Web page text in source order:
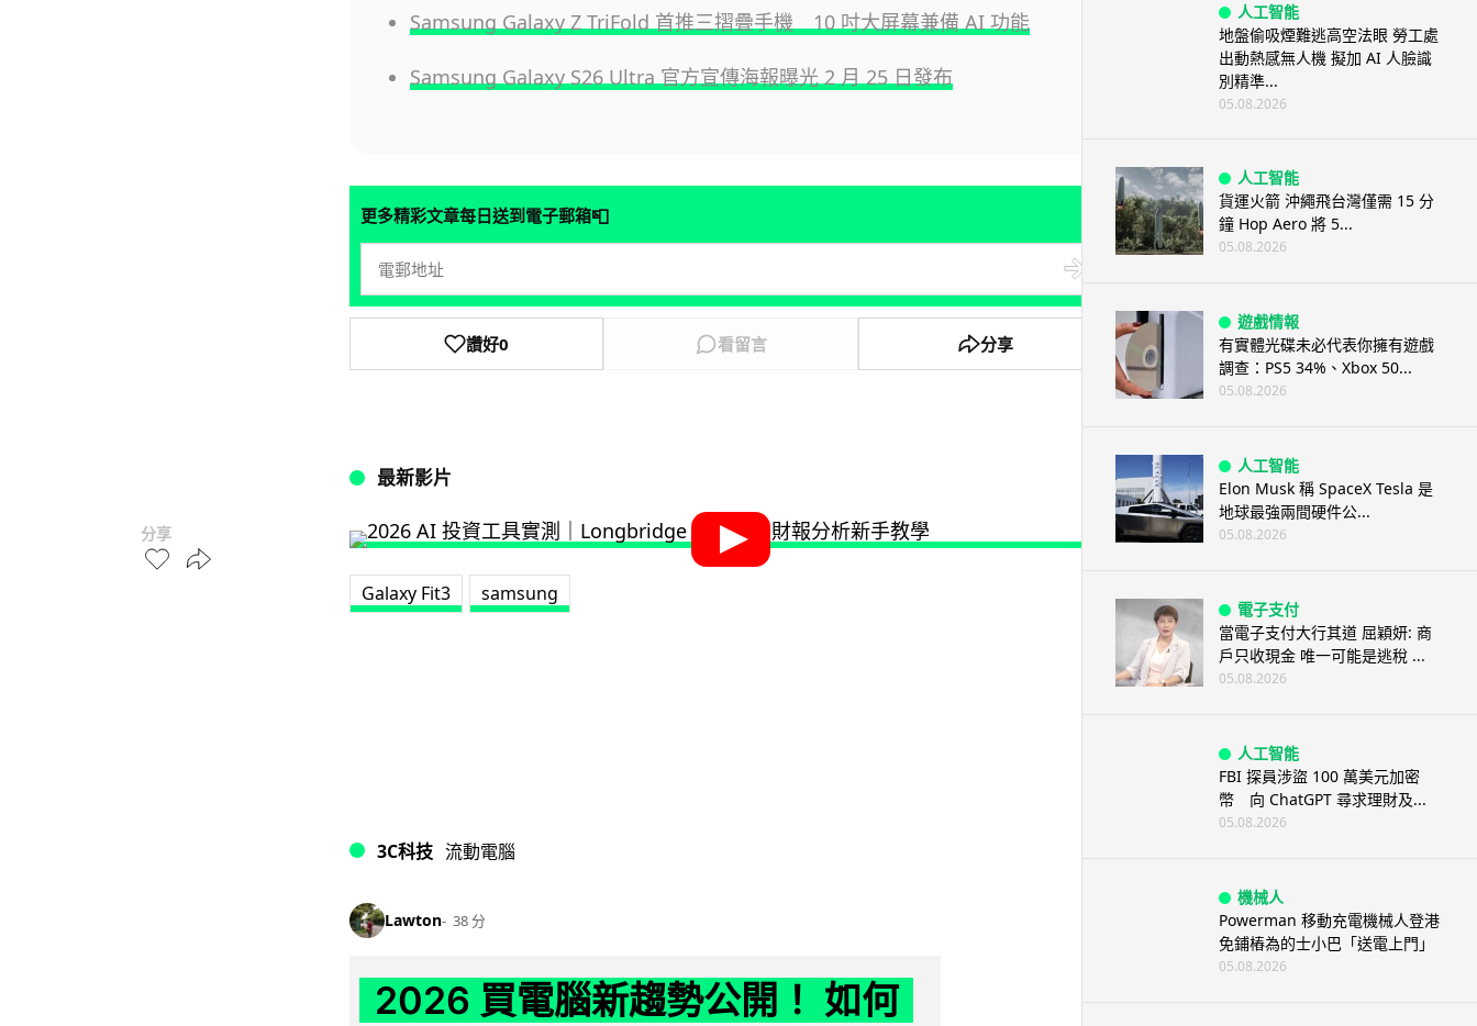
分享
Samsung Galaxy Z TriFold 首推三摺疊手機 10 吋大屏幕兼備 AI 功能
Samsung Galaxy S26 Ultra 官方宣傳海報曝光 2 月 25 日發布
更多精彩文章每日送到電子郵箱📮
讚好0 看留言 分享
最新影片
Galaxy Fit3 samsung
3C科技 流動電腦
Lawton 38 分
2026 買電腦新趨勢公開！ 如何
人工智能
地盤偷吸煙難逃高空法眼 勞工處
出動熱感無人機 擬加 AI 人臉識
別精準...
05.08.2026
人工智能
貨運火箭 沖繩飛台灣僅需 15 分
鐘 Hop Aero 將 5...
05.08.2026
遊戲情報
有實體光碟未必代表你擁有遊戲
調查：PS5 34%、Xbox 50...
05.08.2026
人工智能
Elon Musk 稱 SpaceX Tesla 是
地球最強兩間硬件公...
05.08.2026
電子支付
當電子支付大行其道 屈穎妍: 商
戶只收現金 唯一可能是逃稅 ...
05.08.2026
人工智能
FBI 探員涉盜 100 萬美元加密
幣 向 ChatGPT 尋求理財及...
05.08.2026
機械人
Powerman 移動充電機械人登港
免鋪樁為的士小巴「送電上門」
05.08.2026